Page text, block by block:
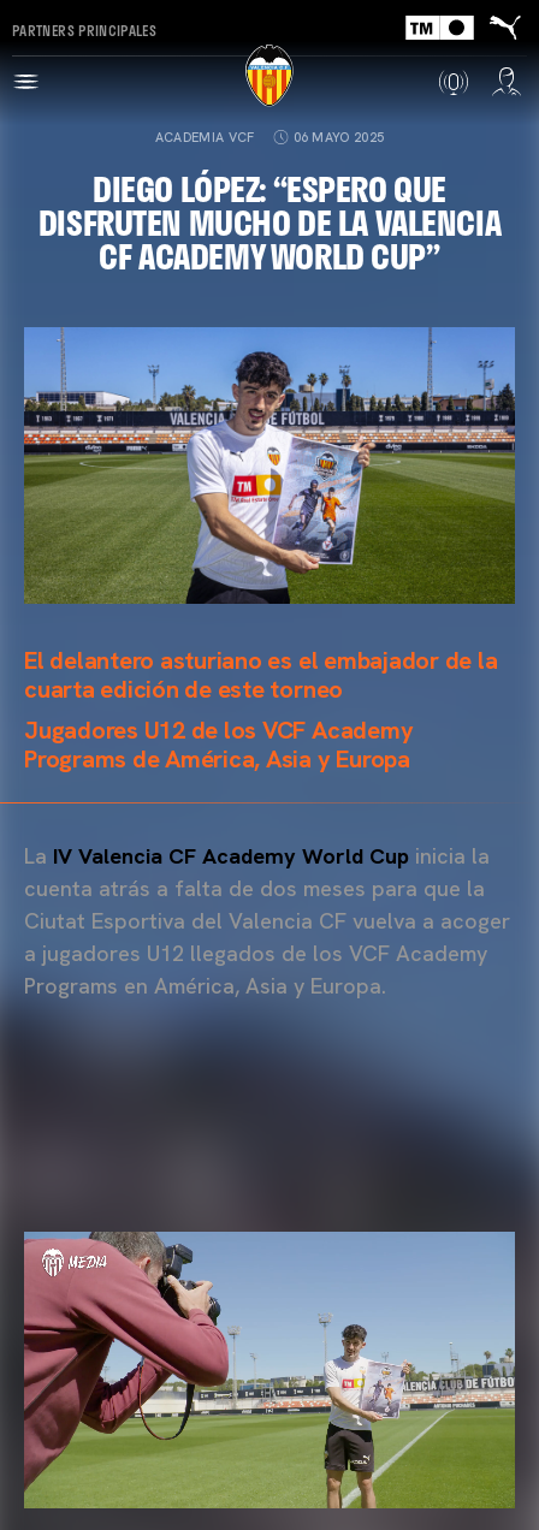
PARTNERS PRINCIPALES
ACADEMIA VCF 06 MAYO 2025
DIEGO LÓPEZ: “ESPERO QUE
DISFRUTEN MUCHO DE LA VALENCIA
CF ACADEMY WORLD CUP”
El delantero asturiano es el embajador de la
cuarta edición de este torneo
Jugadores U12 de los VCF Academy
Programs de América, Asia y Europa
La IV Valencia CF Academy World Cup inicia la
cuenta atrás a falta de dos meses para que la
Ciutat Esportiva del Valencia CF vuelva a acoger
a jugadores U12 llegados de los VCF Academy
Programs en América, Asia y Europa.